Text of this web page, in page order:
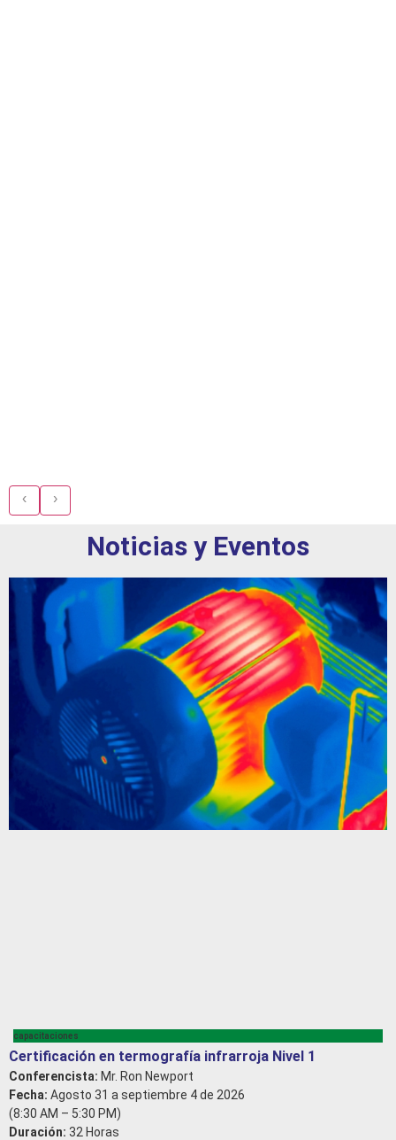
‹ ›
Noticias y Eventos
capacitaciones
Certificación en termografía infrarroja Nivel 1
Conferencista: Mr. Ron Newport
Fecha: Agosto 31 a septiembre 4 de 2026
(8:30 AM – 5:30 PM)
Duración: 32 Horas